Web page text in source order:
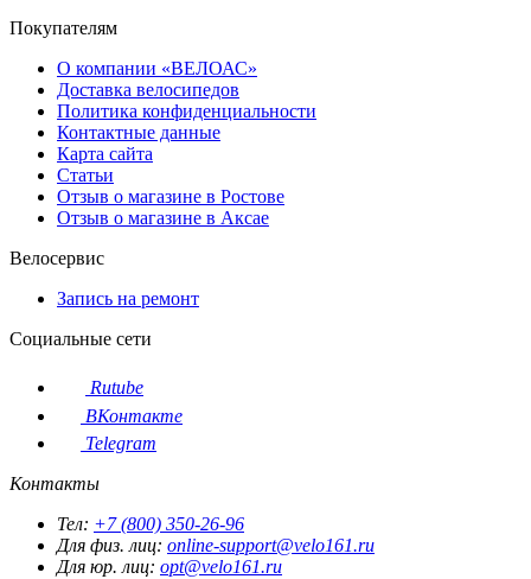
Покупателям
О компании «ВЕЛОАС»
Доставка велосипедов
Политика конфиденциальности
Контактные данные
Карта сайта
Статьи
Отзыв о магазине в Ростове
Отзыв о магазине в Аксае
Велосервис
Запись на ремонт
Социальные сети
Rutube
ВКонтакте
Telegram
Контакты
Тел: +7 (800) 350-26-96
Для физ. лиц: online-support@velo161.ru
Для юр. лиц: opt@velo161.ru